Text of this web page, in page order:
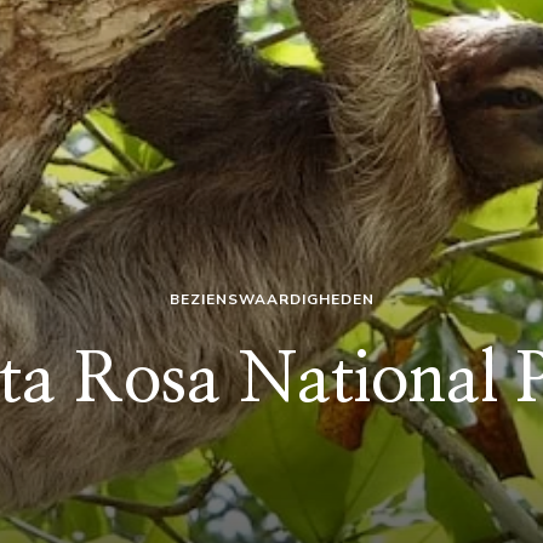
BEZIENSWAARDIGHEDEN
Rosa National